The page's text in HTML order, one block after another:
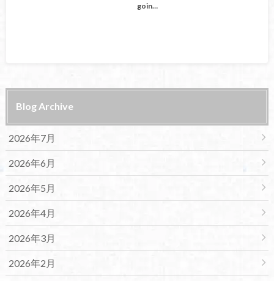
goin…
Blog Archive
2026年7月
2026年6月
2026年5月
2026年4月
2026年3月
2026年2月